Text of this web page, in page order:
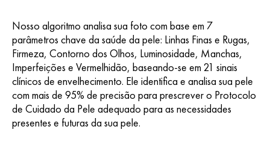
Nosso algoritmo analisa sua foto com base em 7
parâmetros chave da saúde da pele: Linhas Finas e Rugas,
Firmeza, Contorno dos Olhos, Luminosidade, Manchas,
Imperfeições e Vermelhidão, baseando-se em 21 sinais
clínicos de envelhecimento. Ele identifica e analisa sua pele
com mais de 95% de precisão para prescrever o Protocolo
de Cuidado da Pele adequado para as necessidades
presentes e futuras da sua pele.